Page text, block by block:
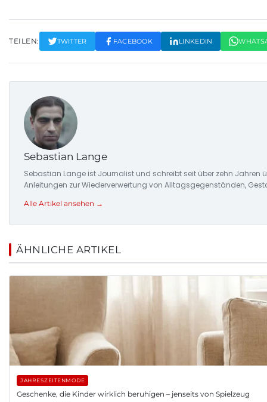
TEILEN: TWITTER FACEBOOK LINKEDIN
Sebastian Lange
Sebastian Lange ist Journalist und schreibt seit über zehn Jahren
Anleitungen zur Wiederverwertung von Alltagsgegenständen,
Alle Artikel ansehen →
ÄHNLICHE ARTIKEL
JAHRESZEITENMODE
Geschenke, die Kinder wirklich beruhigen – jenseits von Spielzeug